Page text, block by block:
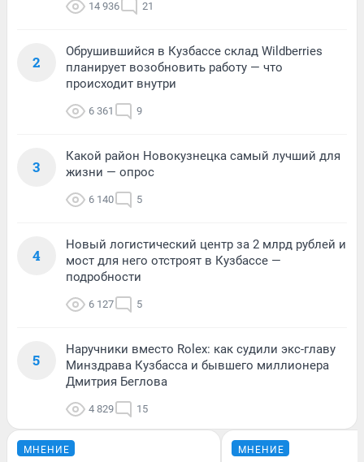
14 936 21
2
Обрушившийся в Кузбассе склад Wildberries
планирует возобновить работу — что
происходит внутри
6 361 9
3
Какой район Новокузнецка самый лучший для
жизни — опрос
6 140 5
4
Новый логистический центр за 2 млрд рублей и
мост для него отстроят в Кузбассе —
подробности
6 127 5
5
Наручники вместо Rolex: как судили экс-главу
Минздрава Кузбасса и бывшего миллионера
Дмитрия Беглова
4 829 15
МНЕНИЕ МНЕНИЕ